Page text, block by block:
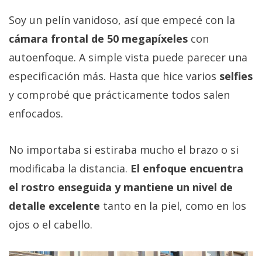
Soy un pelín vanidoso, así que empecé con la
cámara frontal de 50 megapíxeles con
autoenfoque. A simple vista puede parecer una
especificación más. Hasta que hice varios selfies
y comprobé que prácticamente todos salen
enfocados.
No importaba si estiraba mucho el brazo o si
modificaba la distancia. El enfoque encuentra
el rostro enseguida y mantiene un nivel de
detalle excelente tanto en la piel, como en los
ojos o el cabello.